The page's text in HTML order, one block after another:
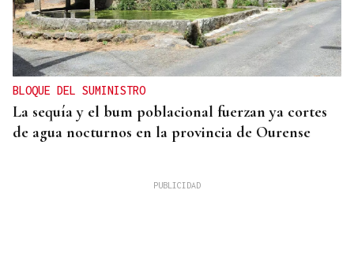
BLOQUE DEL SUMINISTRO
La sequía y el bum poblacional fuerzan ya cortes
de agua nocturnos en la provincia de Ourense